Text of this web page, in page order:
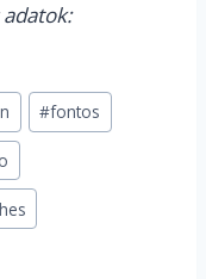
adatok:
#fontos